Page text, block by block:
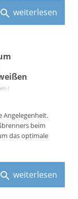
search weiterlesen
/
Angelegenheit.
beim
das optimale
search weiterlesen